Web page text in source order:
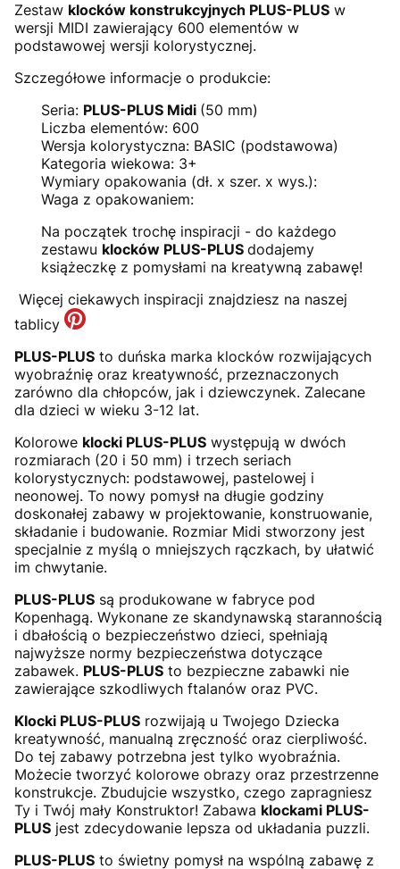
Zestaw klocków konstrukcyjnych PLUS-PLUS w
wersji MIDI zawierający 600 elementów w
podstawowej wersji kolorystycznej.
Szczegółowe informacje o produkcie:
Seria: PLUS-PLUS Midi (50 mm)
Liczba elementów: 600
Wersja kolorystyczna: BASIC (podstawowa)
Kategoria wiekowa: 3+
Wymiary opakowania (dł. x szer. x wys.):
Waga z opakowaniem:
Na początek trochę inspiracji - do każdego
zestawu klocków PLUS-PLUS dodajemy
książeczkę z pomysłami na kreatywną zabawę!
Więcej ciekawych inspiracji znajdziesz na naszej
tablicy
PLUS-PLUS to duńska marka klocków rozwijających
wyobraźnię oraz kreatywność, przeznaczonych
zarówno dla chłopców, jak i dziewczynek. Zalecane
dla dzieci w wieku 3-12 lat.
Kolorowe klocki PLUS-PLUS występują w dwóch
rozmiarach (20 i 50 mm) i trzech seriach
kolorystycznych: podstawowej, pastelowej i
neonowej. To nowy pomysł na długie godziny
doskonałej zabawy w projektowanie, konstruowanie,
składanie i budowanie. Rozmiar Midi stworzony jest
specjalnie z myślą o mniejszych rączkach, by ułatwić
im chwytanie.
PLUS-PLUS są produkowane w fabryce pod
Kopenhagą. Wykonane ze skandynawską starannością
i dbałością o bezpieczeństwo dzieci, spełniają
najwyższe normy bezpieczeństwa dotyczące
zabawek. PLUS-PLUS to bezpieczne zabawki nie
zawierające szkodliwych ftalanów oraz PVC.
Klocki PLUS-PLUS rozwijają u Twojego Dziecka
kreatywność, manualną zręczność oraz cierpliwość.
Do tej zabawy potrzebna jest tylko wyobraźnia.
Możecie tworzyć kolorowe obrazy oraz przestrzenne
konstrukcje. Zbudujcie wszystko, czego zapragniesz
Ty i Twój mały Konstruktor! Zabawa klockami PLUS-
PLUS jest zdecydowanie lepsza od układania puzzli.
PLUS-PLUS to świetny pomysł na wspólną zabawę z